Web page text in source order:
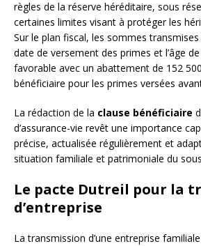
règles de la réserve héréditaire, sous
certaines limites visant à protéger les
Sur le plan fiscal, les sommes
date de versement des primes et l’âge de
favorable avec un abattement de 152
bénéficiaire pour les primes versées
La rédaction de la clause bénéficiaire
d’assurance-vie revêt une importance
précise, actualisée régulièrement et
situation familiale et patrimoniale du
Le pacte Dutreil pour la
d’entreprise
La transmission d’une entreprise